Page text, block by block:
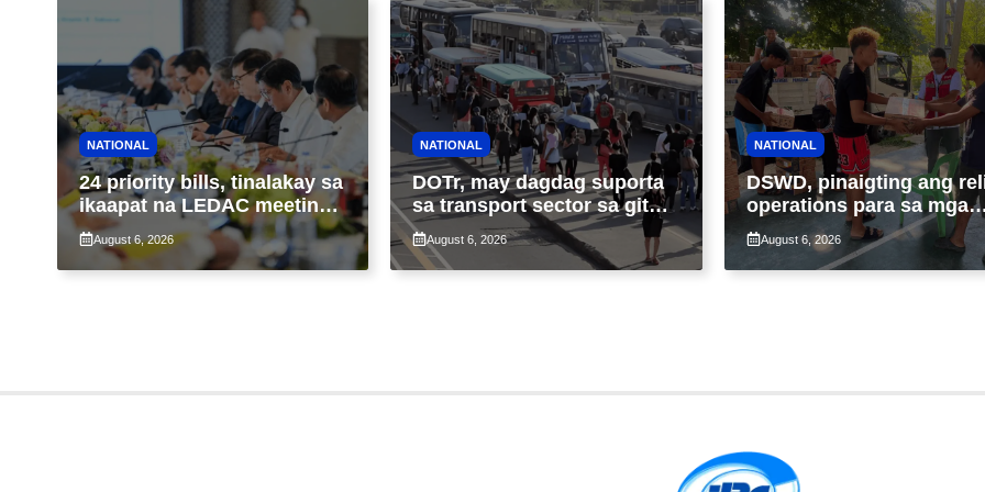
NATIONAL
24 priority bills, tinalakay sa
ikaapat na LEDAC meeting
sa pangunguna ni PBBM
August 6, 2026
NATIONAL
DOTr, may dagdag suporta
sa transport sector sa gitna
ng patuloy na suspensyon
ng taas-pasahe
August 6, 2026
NATIONAL
DSWD, pinaigting ang
operations para sa mga
apektado ng habagat at
Bagyong Luis, Maymay
August 6, 2026